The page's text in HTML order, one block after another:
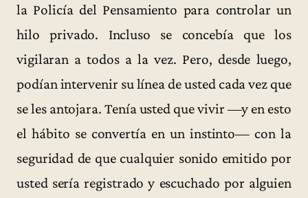
la Policía del Pensamiento para controlar un
hilo privado. Incluso se concebía que los
vigilaran a todos a la vez. Pero, desde luego,
podían intervenir su línea de usted cada vez que
se les antojara. Tenía usted que vivir —y en esto
el hábito se convertía en un instinto— con la
seguridad de que cualquier sonido emitido por
usted sería registrado y escuchado por alguien